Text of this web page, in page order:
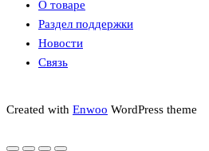
О товаре
Раздел поддержки
Новости
Связь
Created with Enwoo WordPress theme